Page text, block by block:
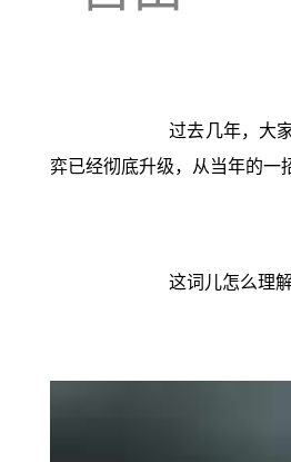
过去几年，大
弈已经彻底升级，从当年的一
这词儿怎么理